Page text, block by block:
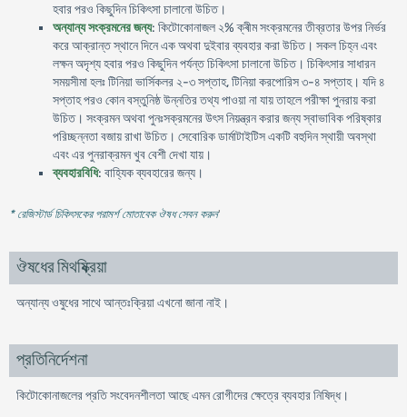
হবার পরও কিছুদিন চিকিৎসা চালানো উচিত।
অন্যান্য সংক্রমনের জন্য: কিটোকোনাজল ২% ক্ৰীম সংক্রমনের তীব্রতার উপর নির্ভর
করে আক্রান্ত স্থানে দিনে এক অথবা দুইবার ব্যবহার করা উচিত। সকল চিহ্ন এবং
লক্ষন অদৃশ্য হবার পরও কিছুদিন পর্যন্ত চিকিৎসা চালানো উচিত। চিকিৎসার সাধারন
সময়সীমা হলঃ টিনিয়া ভার্সিকলর ২-৩ সপ্তাহ, টিনিয়া করপোরিস ৩-৪ সপ্তাহ। যদি ৪
সপ্তাহ পরও কোন বস্তুনিষ্ঠ উন্নতির তথ্য পাওয়া না যায় তাহলে পরীক্ষা পুনরায় করা
উচিত। সংক্রমন অথবা পুনঃসক্রমনের উৎস নিয়ন্ত্রন করার জন্য স্বাভাবিক পরিষ্কার
পরিচ্ছন্নতা বজায় রাখা উচিত। সেবোরিক ডার্মাটাইটিস একটি বহুদিন স্থায়ী অবস্থা
এবং এর পুনরাক্রমন খুব বেশী দেখা যায়।
ব্যবহারবিধি: বাহ্যিক ব্যবহারের জন্য।
* রেজিস্টার্ড চিকিৎসকের পরামর্শ মোতাবেক ঔষধ সেবন করুন'
ঔষধের মিথষ্ক্রিয়া
অন্যান্য ওষুধের সাথে আন্তঃক্রিয়া এখনো জানা নাই।
প্রতিনির্দেশনা
কিটোকোনাজলের প্রতি সংবেদনশীলতা আছে এমন রোগীদের ক্ষেত্রে ব্যবহার নিষিদ্ধ।